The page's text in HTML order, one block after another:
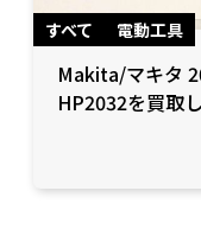
すべて 電動工具
Makita/マキタ
HP2032を買取